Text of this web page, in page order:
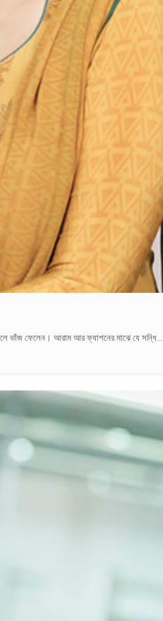
ভাঁজ ফেলেন। আরাম আর ফ্যাশনের মাঝে যে সন্ধি...